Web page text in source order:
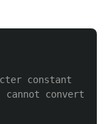
constant
cannot convert